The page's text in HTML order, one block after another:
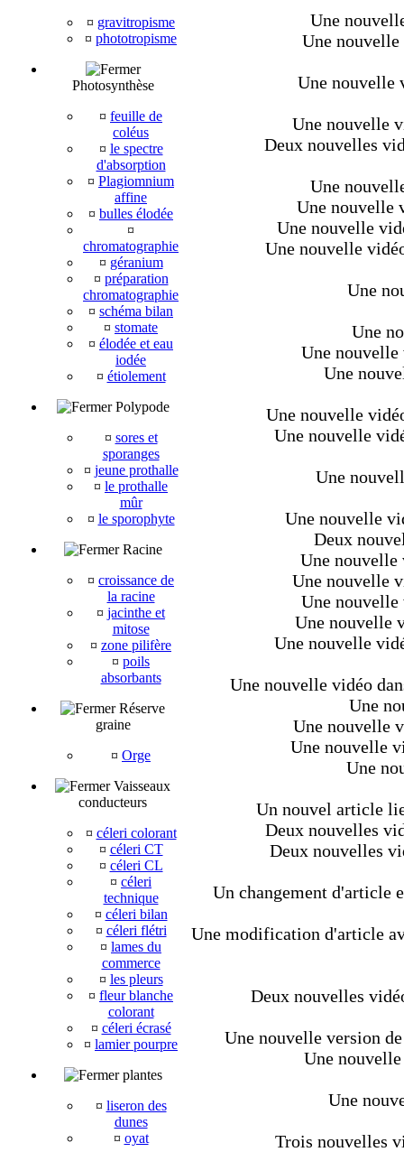
¤ gravitropisme
¤ phototropisme
Photosynthèse
¤ feuille de
coléus
¤ le spectre
d'absorption
¤ Plagiomnium
affine
¤ bulles élodée
¤
chromatographie
¤ géranium
¤ préparation
chromatographie
¤ schéma bilan
¤ stomate
¤ élodée et eau
iodée
¤ étiolement
Polypode
¤ sores et
sporanges
¤ jeune prothalle
¤ le prothalle
mûr
¤ le sporophyte
Racine
¤ croissance de
la racine
¤ jacinthe et
mitose
¤ zone pilifère
¤ poils
absorbants
Réserve
graine
¤ Orge
Vaisseaux
conducteurs
¤ céleri colorant
¤ céleri CT
¤ céleri CL
¤ céleri
technique
¤ céleri bilan
¤ céleri flétri
¤ lames du
commerce
¤ les pleurs
¤ fleur blanche
colorant
¤ céleri écrasé
¤ lamier pourpre
plantes
¤ liseron des
dunes
¤ oyat
Une
Une
Une nouvelle
Une nouvelle
Deux nouvelles
Une
Une nouvelle
Une nouvelle
Une nouvelle
Une
Une
Une nouvelle
Une
Une nouvelle
Une nouvelle
Une
Une nouvelle
Deux
Une nouvelle
Une nouvelle
Une nouvelle
Une nouvelle
Une nouvelle
Une nouvelle vidéo
Une
Une nouvelle
Une nouvelle
Une
Un nouvel article
Deux nouvelles
Deux nouvelles
Un changement d'article
Une modification d'article
Deux nouvelles
Une nouvelle version
Une
Une
Trois nouvelles